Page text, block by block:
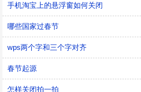
手机淘宝上的悬浮窗如何关闭
哪些国家过春节
wps两个字和三个字对齐
春节起源
怎样关闭拍一拍